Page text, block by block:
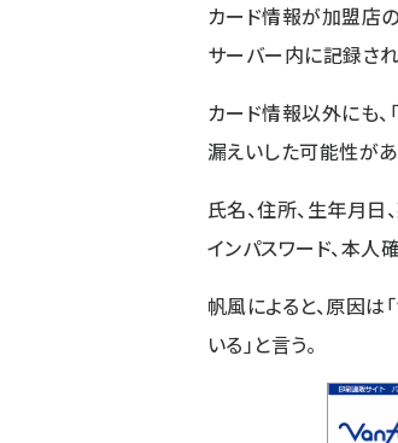
カード情報が加盟店
サーバー内に記録さ
カード情報以外にも
漏えいした可能性があ
氏名、住所、生年月日
インパスワード、本人
帆風によると、原因は
いる」と言う。